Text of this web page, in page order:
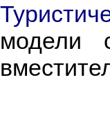
модели